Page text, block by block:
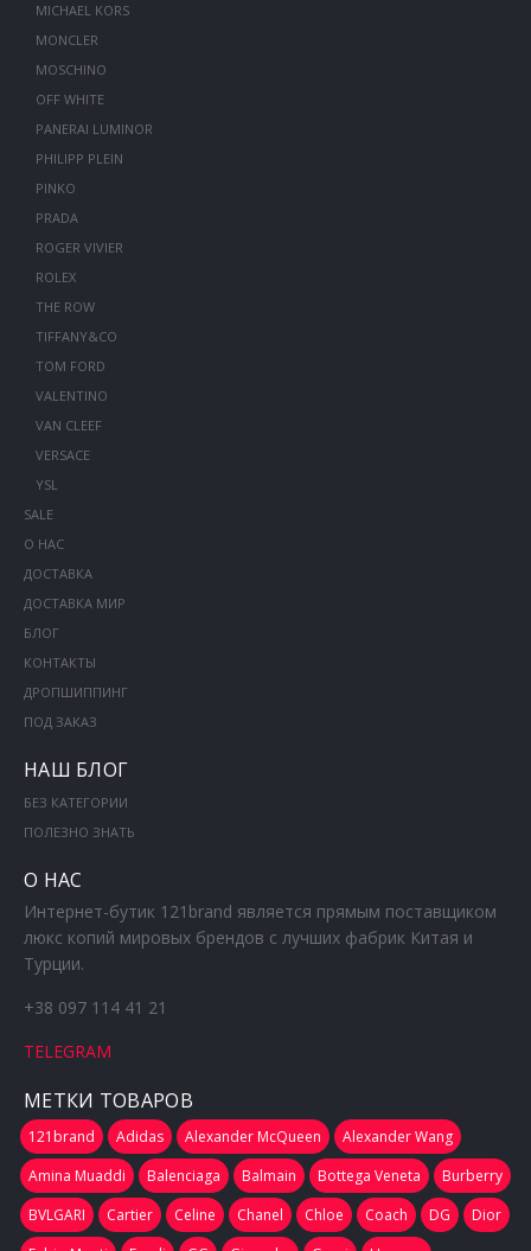
MICHAEL KORS
MONCLER
MOSCHINO
OFF WHITE
PANERAI LUMINOR
PHILIPP PLEIN
PINKO
PRADA
ROGER VIVIER
ROLEX
THE ROW
TIFFANY&CO
TOM FORD
VALENTINO
VAN CLEEF
VERSACE
YSL
SALE
О НАС
ДОСТАВКА
ДОСТАВКА МИР
БЛОГ
КОНТАКТЫ
ДРОПШИППИНГ
ПОД ЗАКАЗ
НАШ БЛОГ
БЕЗ КАТЕГОРИИ
ПОЛЕЗНО ЗНАТЬ
О НАС
Интернет-бутик 121brand является прямым поставщиком
люкс копий мировых брендов с лучших фабрик Китая и
Турции.
+38 097 114 41 21
TELEGRAM
МЕТКИ ТОВАРОВ
121brand Adidas Alexander McQueen
Alexander Wang
Amina Muaddi
Balenciaga Balmain Bottega Veneta
Burberry
BVLGARI
Cartier Celine Chanel Chloe Coach DG
Dior